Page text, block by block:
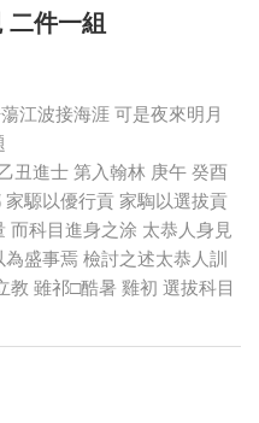
件一組
江波接海涯 可是夜來明月
丑進士 第入翰林 庚午 癸酉
騵以優行貢 家騊以選拔貢
而科目進身之涂 太恭人身見
盛事焉 檢討之述太恭人訓
教 雖祁□酷暑 雞初 選拔科目